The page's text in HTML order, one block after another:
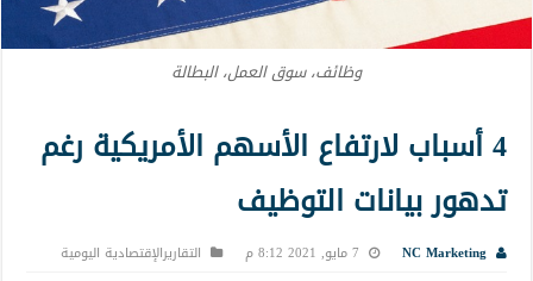
وظائف، سوق العمل، البطالة
4 أسباب لارتفاع الأسهم الأمريكية رغم
تدهور بيانات التوظيف
NC Marketing 7 مايو, 2021 8:12 م التقاريرالإقتصادية اليومية